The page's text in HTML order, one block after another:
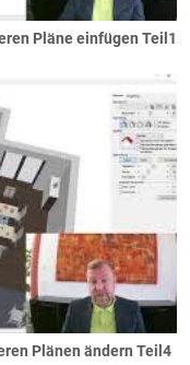
Pläne einfügen Teil1
Plänen ändern Teil4